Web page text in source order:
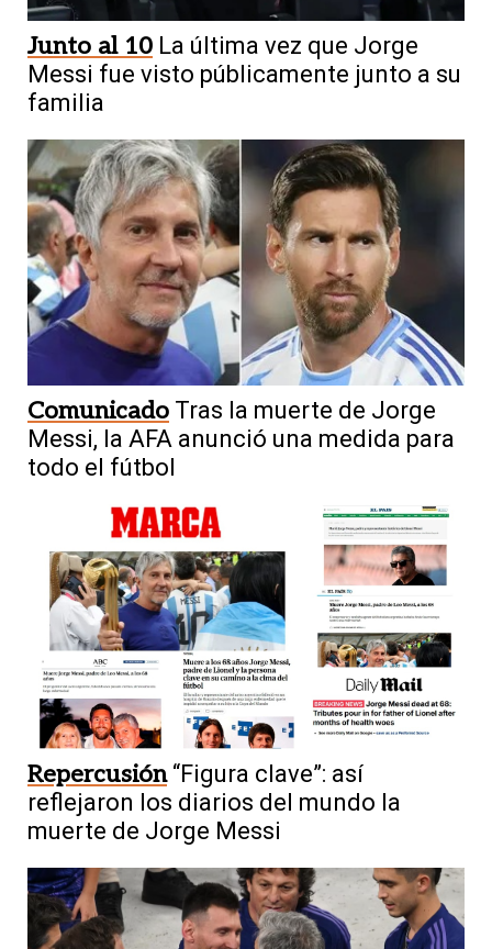
Junto al 10 La última vez que Jorge
Messi fue visto públicamente junto a su
familia
Comunicado Tras la muerte de Jorge
Messi, la AFA anunció una medida para
todo el fútbol
Repercusión “Figura clave”: así
reflejaron los diarios del mundo la
muerte de Jorge Messi